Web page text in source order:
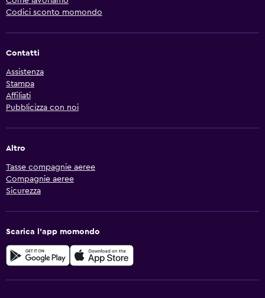
Codici sconto momondo
Contatti
Assistenza
Stampa
Affiliati
Pubblicizza con noi
Altro
Tasse compagnie aeree
Compagnie aeree
Sicurezza
Scarica l'app momondo